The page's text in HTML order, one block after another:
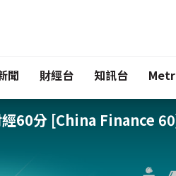
聞 財經台 知訊台
經60分 [China Finance